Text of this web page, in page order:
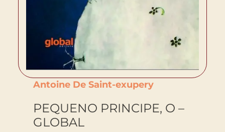
Antoine De Saint-exupery
PEQUENO PRINCIPE, O –
GLOBAL